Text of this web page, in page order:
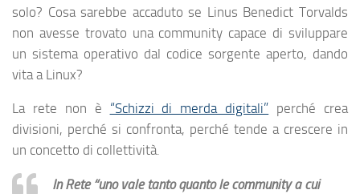
solo? Cosa sarebbe accaduto se Linus Benedict Torvalds
non avesse trovato una community capace di sviluppare
un sistema operativo dal codice sorgente aperto, dando
vita a Linux?
La rete non è “Schizzi di merda digitali” perché crea
divisioni, perché si confronta, perché tende a crescere in
un concetto di collettività.
In Rete “uno vale tanto quanto le community a cui